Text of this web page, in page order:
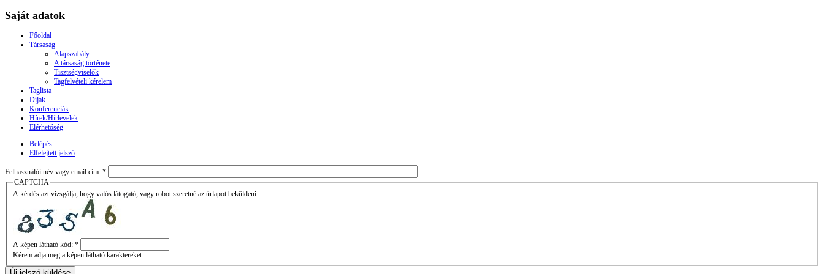
Saját adatok
Főoldal
Társaság
Alapszabály
A társaság története
Tisztségviselők
Tagfelvételi kérelem
Taglista
Díjak
Konferenciák
Hírek/Hírlevelek
Elérhetőség
Belépés
Elfelejtett jelszó
Felhasználói név vagy email cím: *
CAPTCHA
A kérdés azt vizsgálja, hogy valós látogató, vagy robot szeretné az űrlapot beküldeni.
A képen látható kód: *
Kérem adja meg a képen látható karaktereket.